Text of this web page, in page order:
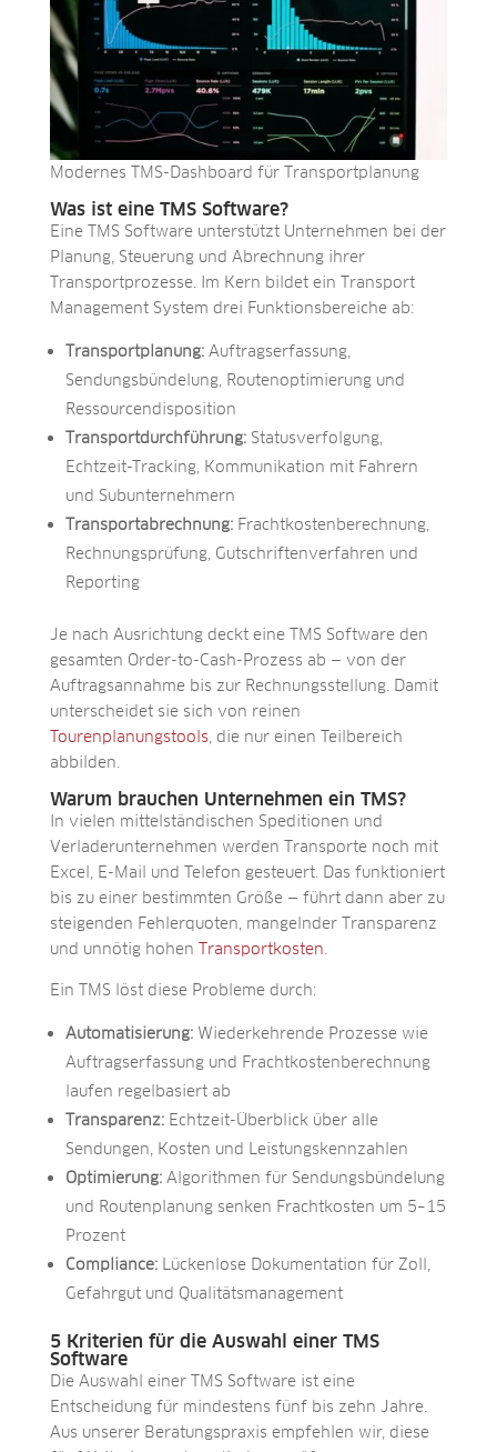
Modernes TMS-Dashboard für Transportplanung
Was ist eine TMS Software?
Eine TMS Software unterstützt Unternehmen bei der
Planung, Steuerung und Abrechnung ihrer
Transportprozesse. Im Kern bildet ein Transport
Management System drei Funktionsbereiche ab:
Transportplanung:Auftragserfassung,
Sendungsbündelung, Routenoptimierung und
Ressourcendisposition
Transportdurchführung:Statusverfolgung,
Echtzeit-Tracking, Kommunikation mit Fahrern
und Subunternehmern
Transportabrechnung:Frachtkostenberechnung,
Rechnungsprüfung, Gutschriftenverfahren und
Reporting
Je nach Ausrichtung deckt eine TMS Software den
gesamten Order-to-Cash-Prozess ab — von der
Auftragsannahme bis zur Rechnungsstellung. Damit
unterscheidet sie sich von reinen
Tourenplanungstools, die nur einen Teilbereich
abbilden.
Warum brauchen Unternehmen ein TMS?
In vielen mittelständischen Speditionen und
Verladerunternehmen werden Transporte noch mit
Excel, E-Mail und Telefon gesteuert. Das funktioniert
bis zu einer bestimmten Größe — führt dann aber zu
steigenden Fehlerquoten, mangelnder Transparenz
und unnötig hohen Transportkosten.
Ein TMS löst diese Probleme durch:
Automatisierung:Wiederkehrende Prozesse wie
Auftragserfassung und Frachtkostenberechnung
laufen regelbasiert ab
Transparenz:Echtzeit-Überblick über alle
Sendungen, Kosten und Leistungskennzahlen
Optimierung:Algorithmen für Sendungsbündelung
und Routenplanung senken Frachtkosten um 5–15
Prozent
Compliance:Lückenlose Dokumentation für Zoll,
Gefahrgut und Qualitätsmanagement
5 Kriterien für die Auswahl einer TMS
Software
Die Auswahl einer TMS Software ist eine
Entscheidung für mindestens fünf bis zehn Jahre.
Aus unserer Beratungspraxis empfehlen wir, diese